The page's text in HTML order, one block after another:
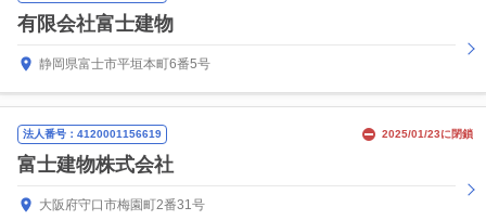
有限会社富士建物
静岡県富士市平垣本町6番5号
法人番号：4120001156619 2025/01/23に閉鎖
富士建物株式会社
大阪府守口市梅園町2番31号